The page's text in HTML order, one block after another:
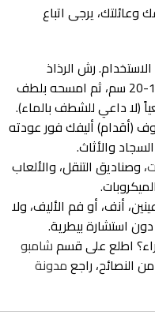
يرجى اتباع
رش الرذاذ
بالتساوي على فراء أليفك من مسافة 15-20 سم، ثم امسحه بلطف
(لا داعي للشطف بالماء).
(أقدام) أليفك فور عودته
والأثاث.
، وصناديق التنقل، والألعاب
أنف، أو فم الأليف، ولا
استشارة بيطرية.
اطلع على قسمشامبو
النصائح، راجعمدونة